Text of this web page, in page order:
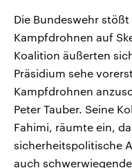
Die Bundeswehr
Kampfdrohnen auf
Koalition äußerten
Präsidium sehe
Kampfdrohnen
Peter Tauber. Seine
Fahimi, räumte ein,
sicherheitspolitische
auch